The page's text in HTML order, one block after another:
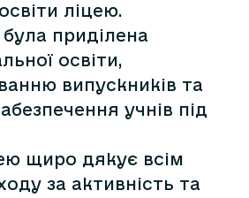
ліцею.
приділена
освіти,
випускників та
учнів під
щиро дякує всім
за активність та